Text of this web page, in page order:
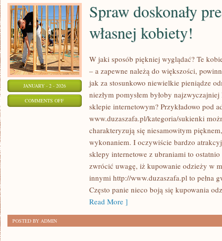
JANUARY - 2 - 2026
COMMENTS OFFON
Spraw doskonały
własnej kobiety!
W jaki sposób piękniej wyglądać? Te
– a zapewne należą do większości,
jak za stosunkowo niewielkie pieniądze
niezłym pomysłem byłoby
sklepie internetowym? Przykładowo pod
www.duzaszafa.pl/kategoria/sukienki
charakteryzują się niesamowitym
wykonaniem. I oczywiście bardzo
sklepy internetowe z ubraniami to
zwrócić uwagę, iż kupowanie odzieży w
innymi http://www.duzaszafa.pl to pełna
Często panie nieco boją się kupowania
Read More ]
POSTED BY ADMIN